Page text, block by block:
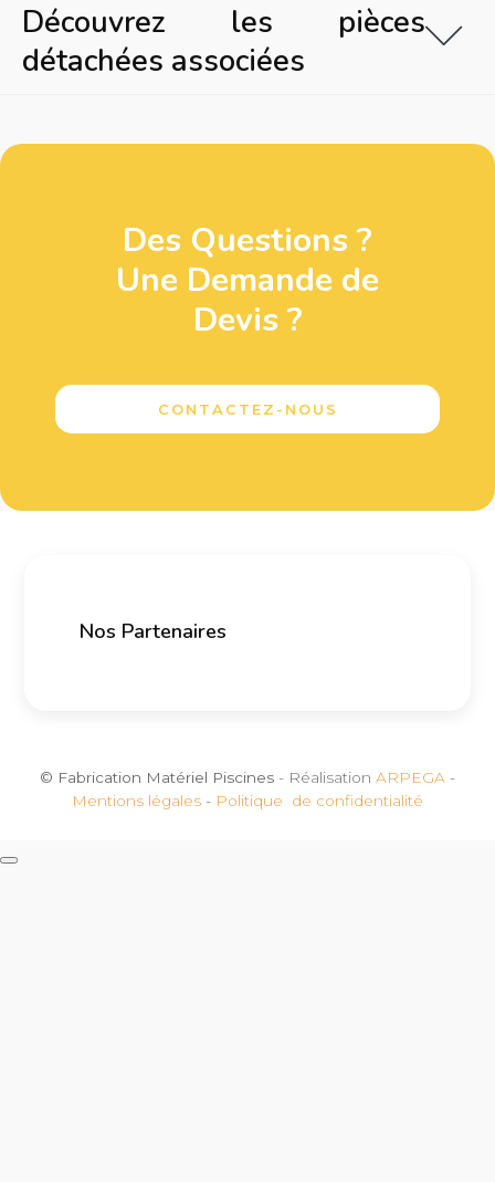
Découvrez les pièces
détachées associées
Des Questions ?
Une Demande de
Devis ?
CONTACTEZ-NOUS
Nos Partenaires
© Fabrication Matériel Piscines - Réalisation ARPEGA -
Mentions légales - Politique de confidentialité